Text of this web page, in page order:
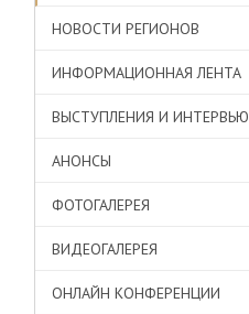
НОВОСТИ РЕГИОНОВ
ИНФОРМАЦИОННАЯ ЛЕНТА
ВЫСТУПЛЕНИЯ И ИНТЕРВЬЮ
АНОНСЫ
ФОТОГАЛЕРЕЯ
ВИДЕОГАЛЕРЕЯ
ОНЛАЙН КОНФЕРЕНЦИИ